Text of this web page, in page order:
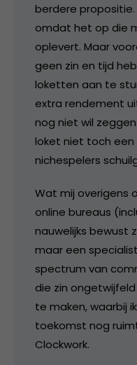
berdere
omdat het op die
oplevert. Maar
geen zin en tijd
loketten aan te
extra rendement
nog niet wil
loket niet toch
nichespelers
Wat mij overigens
online bureaus
nauwelijks bewust
maar een
spectrum van
die zin
te maken, waarbij
toekomst nog
Clockwork.